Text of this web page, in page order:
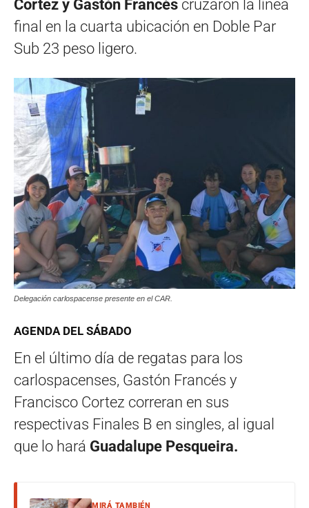
Cortez y Gastón Francés cruzaron la línea
final en la cuarta ubicación en Doble Par
Sub 23 peso ligero.
Delegación carlospacense presente en el CAR.
AGENDA DEL SÁBADO
En el último día de regatas para los
carlospacenses, Gastón Francés y
Francisco Cortez correran en sus
respectivas Finales B en singles, al igual
que lo hará Guadalupe Pesqueira.
MIRÁ TAMBIÉN